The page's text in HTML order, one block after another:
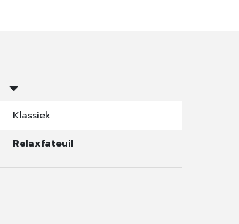
Klassiek
Relaxfateuil